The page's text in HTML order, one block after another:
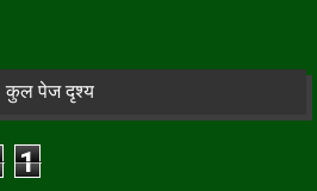
कुल पेज दृश्य
1